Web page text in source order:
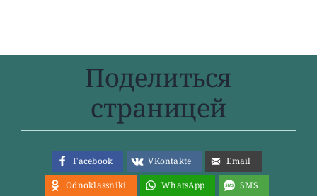
Поделиться
страницей
Facebook VKontakte
Email
Odnoklassniki
WhatsApp
SMS